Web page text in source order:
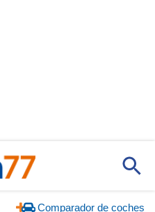
Comparador de coches